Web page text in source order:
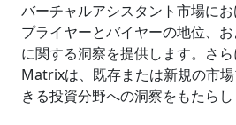
バーチャルアシスタント市場に
プライヤーとバイヤーの地位、
に関する洞察を提供します。さ
Matrixは、既存または新規の市
きる投資分野への洞察をもたら